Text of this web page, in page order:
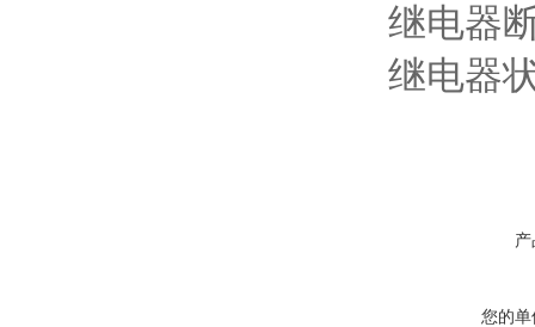
继电器
继电器
您的单